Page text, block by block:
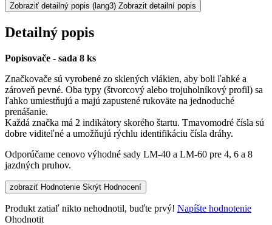
Zobraziť detailný popis (lang3) Zobrazit detailní popis
Detailný popis
Popisovače - sada 8 ks
Značkovače sú vyrobené zo sklených vlákien, aby boli ľahké a
zároveň pevné. Oba typy (štvorcový alebo trojuholníkový profil) sa
ľahko umiestňujú a majú zapustené rukoväte na jednoduché
prenášanie.
Každá značka má 2 indikátory skorého štartu. Tmavomodré čísla sú
dobre viditeľné a umožňujú rýchlu identifikáciu čísla dráhy.
Odporúčame cenovo výhodné sady LM-40 a LM-60 pre 4, 6 a 8
jazdných pruhov.
zobraziť Hodnotenie Skrýt Hodnocení
Produkt zatiaľ nikto nehodnotil, buďte prvý! Napíšte hodnotenie
Ohodnotit